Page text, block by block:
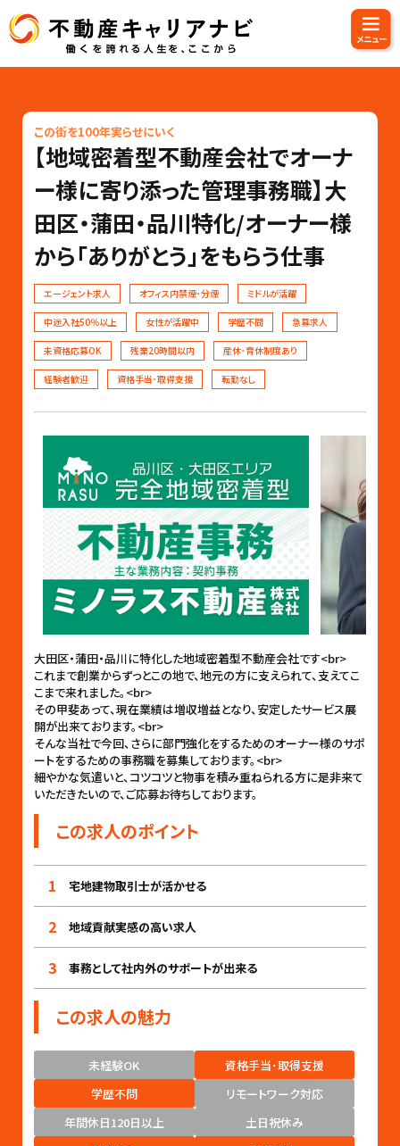
この街を100年実らせにいく
【地域密着型不動産会社でオーナ
ー様に寄り添った管理事務職】大
田区・蒲田・品川特化/オーナー様
から「ありがとう」をもらう仕事
エージェント求人 オフィス内禁煙･分煙 ミドルが活躍
中途入社50％以上 女性が活躍中 学歴不問 急募求人
未資格応募OK 残業20時間以内 産休･育休制度あり
経験者歓迎 資格手当･取得支援 転勤なし
大田区・蒲田・品川に特化した地域密着型不動産会社です<br>
これまで創業からずっとこの地で、地元の方に支えられて、支えてこ
こまで来れました。<br>
その甲斐あって、現在業績は増収増益となり、安定したサービス展
開が出来ております。<br>
そんな当社で今回、さらに部門強化をするためのオーナー様のサポ
ートをするための事務職を募集しております。<br>
細やかな気遣いと、コツコツと物事を積み重ねられる方に是非来て
いただきたいので、ご応募お待ちしております。
この求人のポイント
1 宅地建物取引士が活かせる
2 地域貢献実感の高い求人
3 事務として社内外のサポートが出来る
この求人の魅力
未経験OK
資格手当･取得支援
学歴不問
リモートワーク対応
年間休日120日以上
土日祝休み